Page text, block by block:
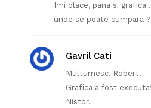
Imi place, pana si
unde se poate cumpara ?
Gavril Cati
Multumesc, Robert!
Grafica a fost
Nistor.